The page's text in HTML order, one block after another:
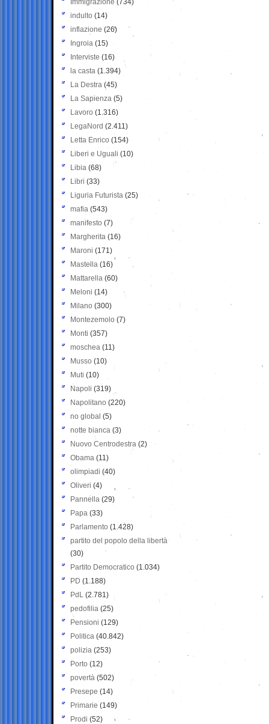
Immigrazione (734)
indulto (14)
inflazione (26)
Ingroia (15)
Interviste (16)
la casta (1.394)
La Destra (45)
La Sapienza (5)
Lavoro (1.316)
LegaNord (2.411)
Letta Enrico (154)
Liberi e Uguali (10)
Libia (68)
Libri (33)
Liguria Futurista (25)
mafia (543)
manifesto (7)
Margherita (16)
Maroni (171)
Mastella (16)
Mattarella (60)
Meloni (14)
Milano (300)
Montezemolo (7)
Monti (357)
moschea (11)
Musso (10)
Muti (10)
Napoli (319)
Napolitano (220)
no global (5)
notte bianca (3)
Nuovo Centrodestra (2)
Obama (11)
olimpiadi (40)
Oliveri (4)
Pannella (29)
Papa (33)
Parlamento (1.428)
partito del popolo della libertà
(30)
Partito Democratico (1.034)
PD (1.188)
PdL (2.781)
pedofilia (25)
Pensioni (129)
Politica (40.842)
polizia (253)
Porto (12)
povertà (502)
Presepe (14)
Primarie (149)
Prodi (52)